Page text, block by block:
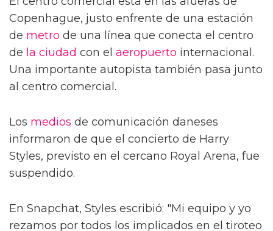
Copenhague, justo enfrente de una estación
de metro de una línea que conecta el centro
de la ciudad con el aeropuerto internacional.
Una importante autopista también pasa junto
al centro comercial.
Los medios de comunicación daneses
informaron de que el concierto de Harry
Styles, previsto en el cercano Royal Arena, fue
suspendido.
En Snapchat, Styles escribió: "Mi equipo y yo
rezamos por todos los implicados en el tiroteo